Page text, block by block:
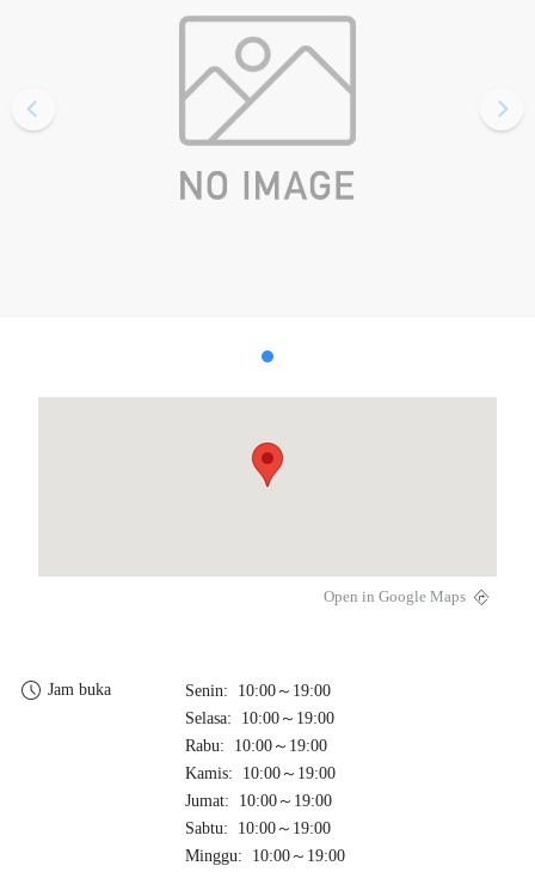
Open in Google Maps
Jam buka
Senin: 10:00～19:00
Selasa: 10:00～19:00
Rabu: 10:00～19:00
Kamis: 10:00～19:00
Jumat: 10:00～19:00
Sabtu: 10:00～19:00
Minggu: 10:00～19:00